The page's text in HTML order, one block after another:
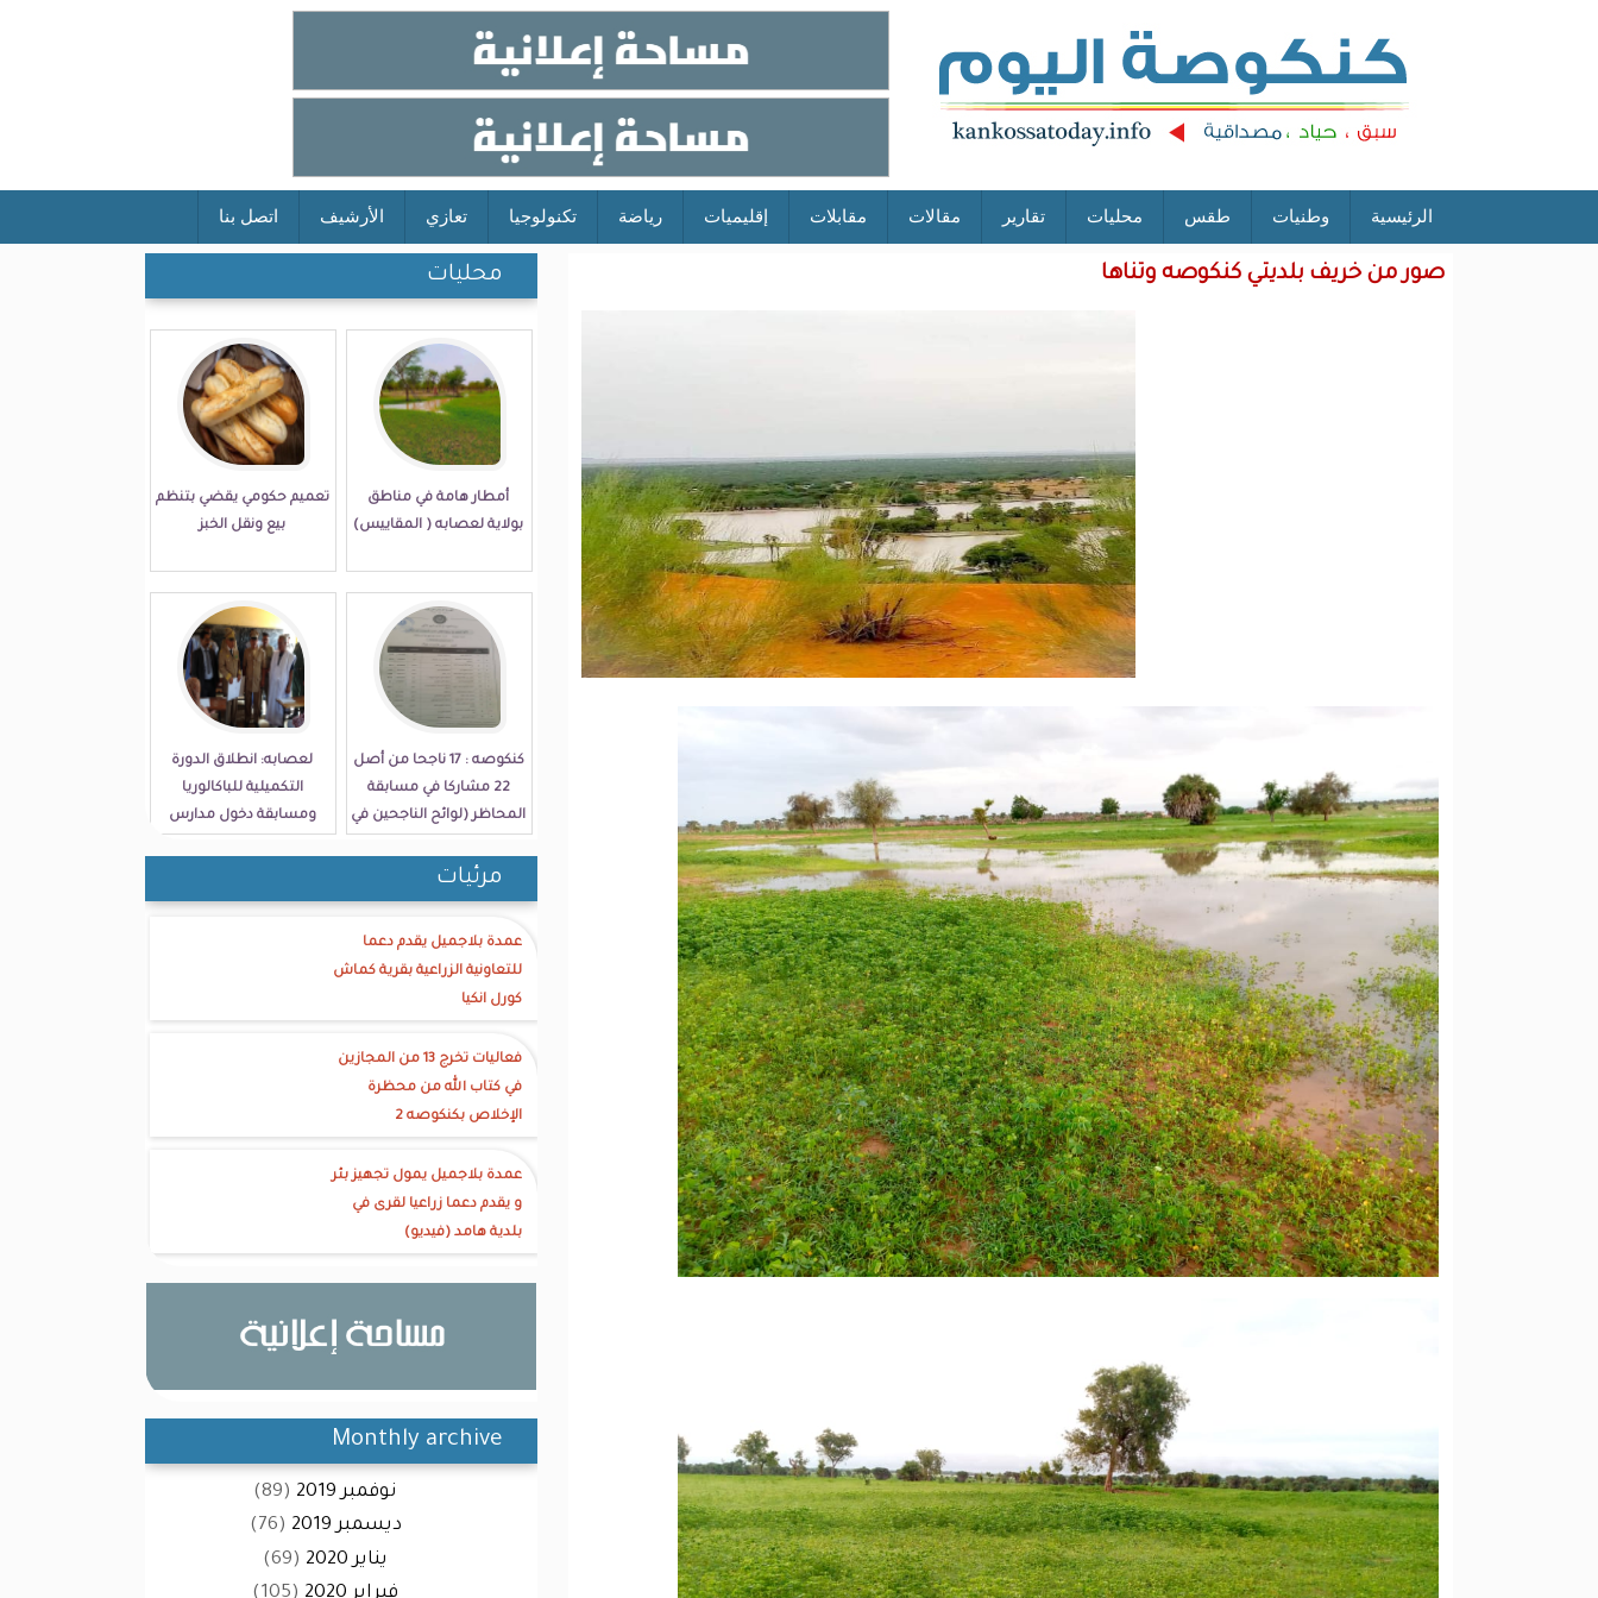
الرئيسية وطنيات طقس محليات تقارير مقالات مقابلات إقليميات رياضة تكنولوجيا تعازي الأرشيف اتصل بنا
صور من خريف بلديتي كنكوصه وتناها محليات
أمطار هامة في مناطق
بولاية لعصابه ( المقاييس)
تعميم حكومي يقضي بتنظم
بيع ونقل الخبز
كنكوصه : 17 ناجحا من أصل
22 مشاركا في مسابقة
المحاظر (لوائح الناجحين في
لعصابه: انطلاق الدورة
التكميلية للباكالوريا
ومسابقة دخول مدارس
مرئيات
عمدة بلاجميل يقدم دعما
للتعاونية الزراعية بقرية كماش
كورل انكيا
فعاليات تخرج 13 من المجازين
في كتاب الله من محظرة
الإخلاص بكنكوصه 2
عمدة بلاجميل يمول تجهيز بئر
و يقدم دعما زراعيا لقرى في
بلدية هامد (فيديو)
Monthly archive
نوفمبر 2019
(89)
ديسمبر 2019
(76)
يناير 2020
(69)